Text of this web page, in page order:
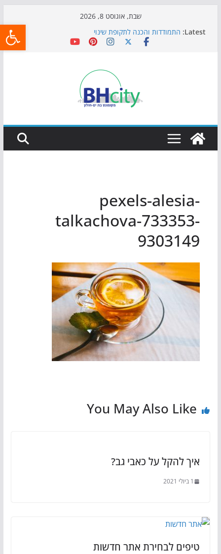
שבת, אוגוסט 8, 2026
Latest: התמודדות והכנה לתקופת שינוי
אי ההרפתקאות ממשיך לכבוש את הגינות: מאות משפחות
כדורגל באווירה מיוחדת: הקרנת גמר המונדיאל בטרמינל
הקיץ של בני הנוער בבת־ים: חוף הריביירה הופך למרחב
בטוח בשעות הערב
pexels-alesia-
talkachova-733353-
9303149
You May Also Like
איך להקל על כאבי גב?
1 ביולי 2021
טיפים לבחירת אתר חדשות